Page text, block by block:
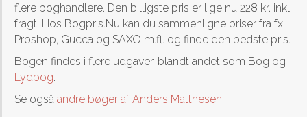
flere boghandlere. Den billigste pris er lige nu 228 kr. inkl.
fragt. Hos Bogpris.Nu kan du sammenligne priser fra fx
Proshop, Gucca og SAXO m.fl. og finde den bedste pris.
Bogen findes i flere udgaver, blandt andet som Bog og
Lydbog.
Se også andre bøger af Anders Matthesen.